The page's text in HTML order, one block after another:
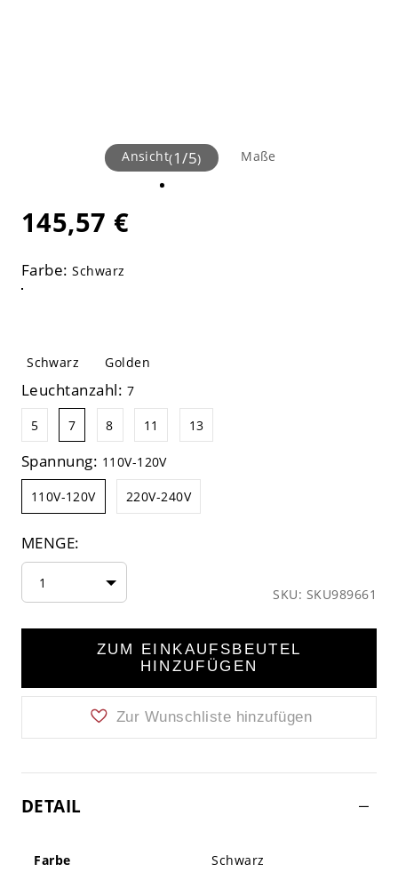
Ansicht(1/5) Maße
145,57 €
Farbe:Schwarz
Schwarz Golden
Leuchtanzahl: 7
5 7 8 11 13
Spannung: 110V-120V
110V-120V 220V-240V
MENGE:
1
SKU: SKU989661
ZUM EINKAUFSBEUTEL
HINZUFÜGEN
Zur Wunschliste hinzufügen
DETAIL
Farbe Schwarz